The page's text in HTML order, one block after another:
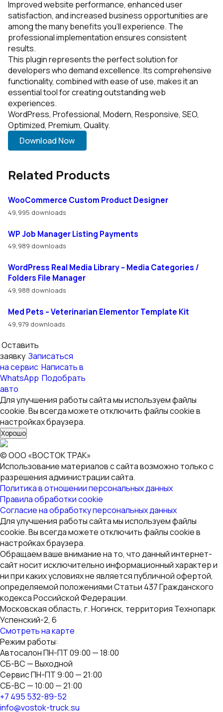
Improved website performance, enhanced user
satisfaction, and increased business opportunities are
among the many benefits you'll experience. The
professional implementation ensures consistent
results.
This plugin represents the perfect solution for
developers who demand excellence. Its comprehensive
functionality, combined with ease of use, makes it an
essential tool for creating outstanding web
experiences.
WordPress, Professional, Modern, Responsive, SEO,
Optimized, Premium, Quality.
Download Now
Related Products
WooCommerce Custom Product Designer
49,995 downloads
WP Job Manager Listing Payments
49,989 downloads
WordPress Real Media Library – Media Categories /
Folders File Manager
49,988 downloads
Med Pets – Veterinarian Elementor Template Kit
49,979 downloads
Оставить
заявку Записаться
на сервис Написать в
WhatsApp Подобрать
авто
Для улучшения работы сайта мы используем файлы
cookie. Вы всегда можете отключить файлы cookie в
настройках браузера.
Хорошо
© ООО «ВОСТОК ТРАК»
Использование материалов с сайта возможно только с
разрешения администрации сайта.
Политика в отношении персональных данных
Правила обработки cookie
Согласие на обработку персональных данных
Для улучшения работы сайта мы используем файлы
cookie. Вы всегда можете отключить файлы cookie в
настройках браузера.
Обращаем ваше внимание на то, что данный интернет-
сайт носит исключительно информационный характер и
ни при каких условиях не является публичной офертой,
определяемой положениями Статьи 437 Гражданского
кодекса Российской Федерации.
Московская область, г. Ногинск, территория Технопарк
Успенский-2, 6
Смотреть на карте
Режим работы:
Автосалон ПН-ПТ 09:00 — 18:00
СБ-ВС — Выходной
Сервис ПН-ПТ 9:00 — 21:00
СБ-ВС — 10:00 — 21:00
+7 495 532-89-52
info@vostok-truck.su